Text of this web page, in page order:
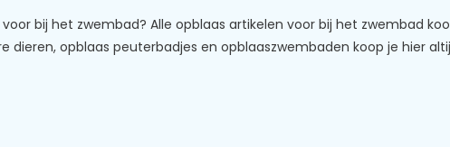
bij het zwembad? Alle opblaas artikelen voor bij het zwembad
dieren, opblaas peuterbadjes en opblaaszwembaden koop je hier